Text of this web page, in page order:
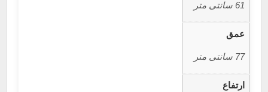
61 سانتی متر
عمق
77 سانتی متر
ارتفاع